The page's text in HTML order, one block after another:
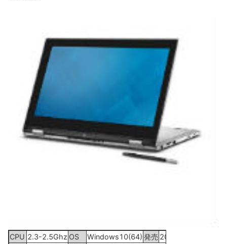
CPU 2.3-2.5Ghz OS Windows10(64) 発売 2015年10月6日